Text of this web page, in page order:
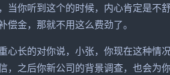
当你听到这个的时候，内心肯定是不
偿金，那就不用这么费劲了。
心长的对你说，小张，你现在这种情
，之后你新公司的背景调查，也会为